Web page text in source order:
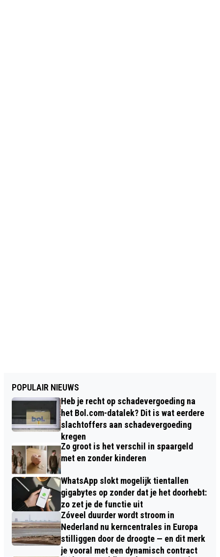
POPULAIR NIEUWS
Heb je recht op schadevergoeding na
het Bol.com-datalek? Dit is wat eerdere
slachtoffers aan schadevergoeding
kregen
Zo groot is het verschil in spaargeld
met en zonder kinderen
WhatsApp slokt mogelijk tientallen
gigabytes op zonder dat je het doorhebt:
zo zet je de functie uit
Zóveel duurder wordt stroom in
Nederland nu kerncentrales in Europa
stilliggen door de droogte — en dit merk
je vooral met een dynamisch contract